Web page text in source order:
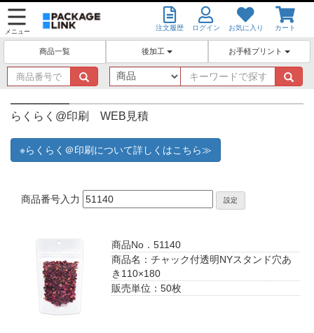
メニュー 注文履歴 ログイン お気に入り カート
商品一覧 後加工 お手軽プリント
商
品
番
号
す
キ
ー
ワ
らくらく@印刷 WEB見積
※らくらく＠印刷について詳しくはこちら≫
商品番号入力 設定
商品No．51140
商品名：チャック付透明NYスタンド穴あ
き110×180
販売単位：50枚